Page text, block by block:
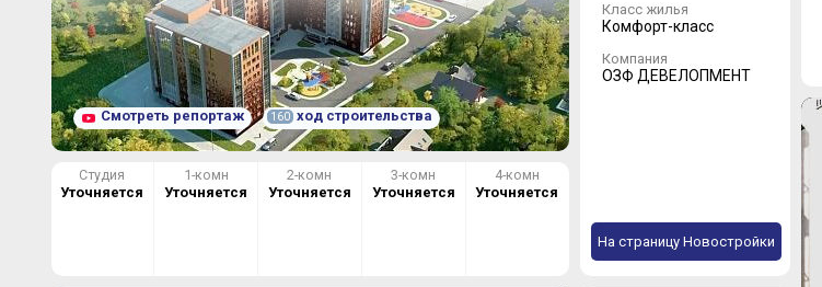
Смотреть репортаж 160 ход строительства
Студия
Уточняется
1-комн
Уточняется
2-комн
Уточняется
3-комн
Уточняется
4-комн
Уточняется
Класс жилья
Комфорт-класс
Компания
ОЗФ ДЕВЕЛОПМЕНТ
На страницу Новостройки